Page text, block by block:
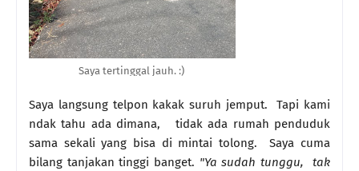
Saya tertinggal jauh. :)
Saya langsung telpon kakak suruh jemput. Tapi kami
ndak tahu ada dimana, tidak ada rumah penduduk
sama sekali yang bisa di mintai tolong. Saya cuma
bilang tanjakan tinggi banget. "Ya sudah tunggu, tak